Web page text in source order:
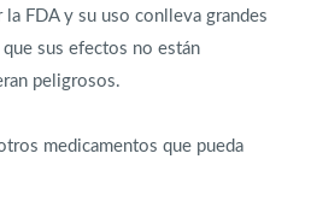
FDA y su uso conlleva grandes
sus efectos no están
peligrosos.
medicamentos que pueda